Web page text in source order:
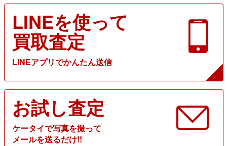
LINEを使って
買取査定
LINEアプリでかんたん送信
お試し査定
ケータイで写真を撮って
メールを送るだけ!!